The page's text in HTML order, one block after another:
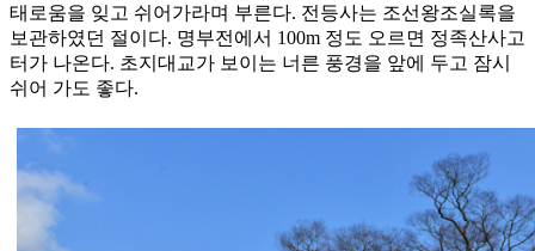
태로움을 잊고 쉬어가라며 부른다. 전등사는 조선왕조실록을
보관하였던 절이다. 명부전에서 100m 정도 오르면 정족산사고
터가 나온다. 초지대교가 보이는 너른 풍경을 앞에 두고 잠시
쉬어 가도 좋다.